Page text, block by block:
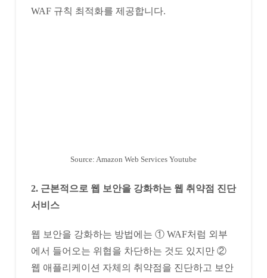
WAF 규칙 최적화를 제공합니다.
Source: Amazon Web Services Youtube
2. 근본적으로 웹 보안을 강화하는 웹 취약점 진단
서비스
웹 보안을 강화하는 방법에는 ① WAF처럼 외부
에서 들어오는 위협을 차단하는 것도 있지만 ②
웹 애플리케이션 자체의 취약점을 진단하고 보안